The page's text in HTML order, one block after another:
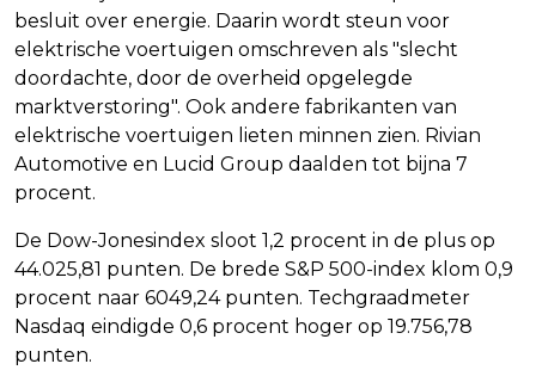
besluit over energie. Daarin wordt steun voor
elektrische voertuigen omschreven als "slecht
doordachte, door de overheid opgelegde
marktverstoring". Ook andere fabrikanten van
elektrische voertuigen lieten minnen zien. Rivian
Automotive en Lucid Group daalden tot bijna 7
procent.
De Dow-Jonesindex sloot 1,2 procent in de plus op
44.025,81 punten. De brede S&P 500-index klom 0,9
procent naar 6049,24 punten. Techgraadmeter
Nasdaq eindigde 0,6 procent hoger op 19.756,78
punten.